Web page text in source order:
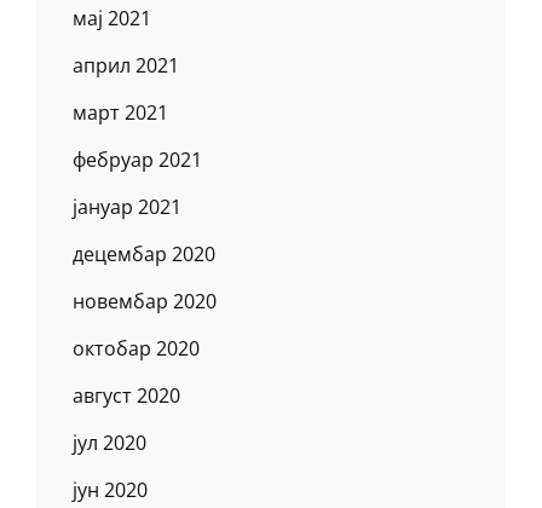
мај 2021
април 2021
март 2021
фебруар 2021
јануар 2021
децембар 2020
новембар 2020
октобар 2020
август 2020
јул 2020
јун 2020